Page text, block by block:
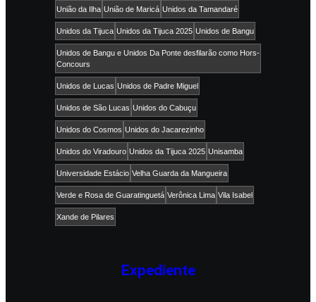
União da Ilha União de Maricá Unidos da Tamandaré
Unidos da Tijuca Unidos da Tijuca 2025 Unidos de Bangu
Unidos de Bangu e Unidos Da Ponte desfilarão como Hors-
Concours
Unidos de Lucas Unidos de Padre Miguel
Unidos de São Lucas Unidos do Cabuçu
Unidos do Cosmos Unidos do Jacarezinho
Unidos do Viradouro Unidos da Tijuca 2025 Unisamba
Universidade Estácio Velha Guarda da Mangueira
Verde e Rosa de Guaratinguetá Verônica Lima Vila Isabel
Xande de Pilares
Expediente